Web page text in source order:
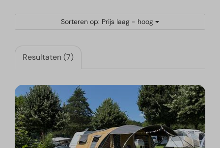
Sorteren op: Prijs laag - hoog
Resultaten (7)